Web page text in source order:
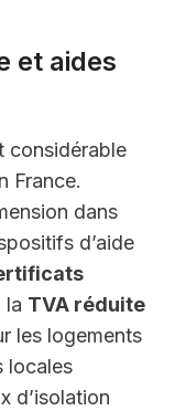
et aides
considérable
France.
dans
d’aide
la TVA réduite
les logements
locales
d’isolation